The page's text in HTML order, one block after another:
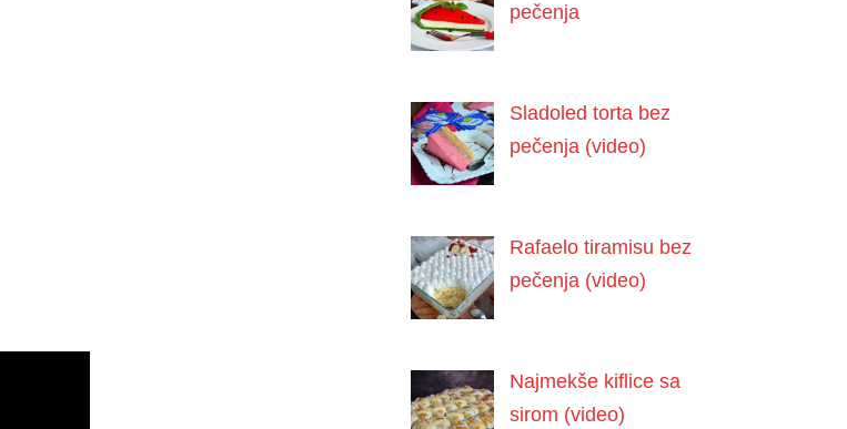
pečenja
Sladoled torta bez
pečenja (video)
Rafaelo tiramisu bez
pečenja (video)
Najmekše kiflice sa
sirom (video)